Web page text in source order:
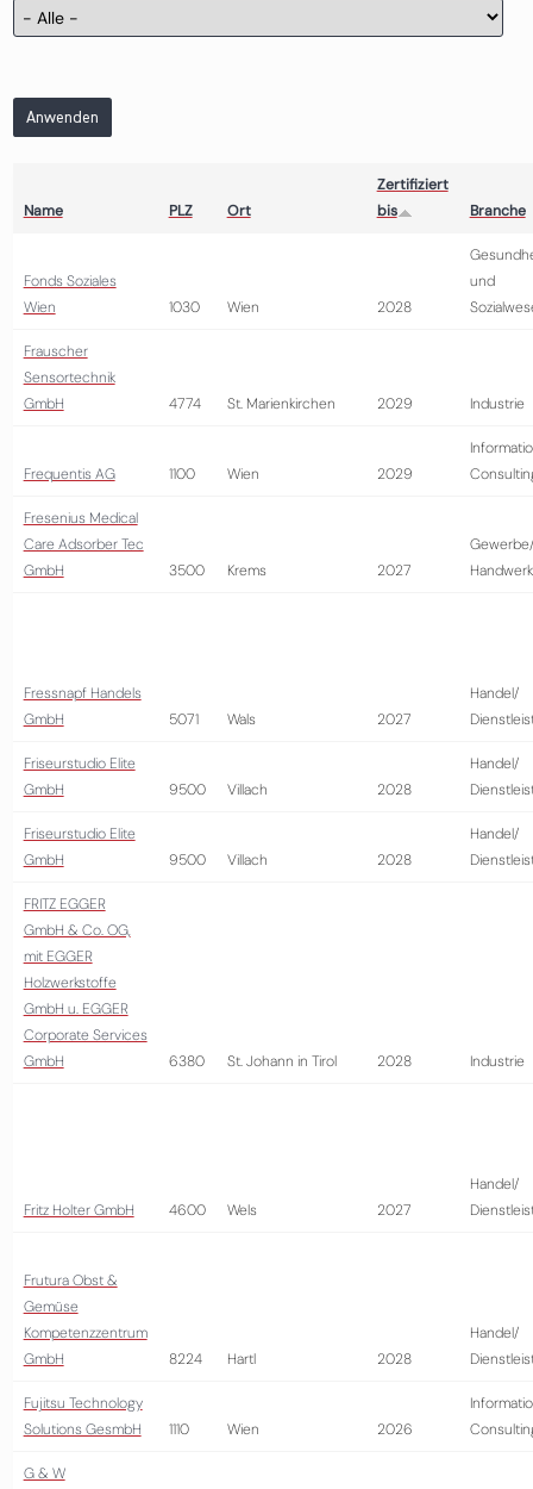
Anwenden
Name PLZ Ort
Zertifiziert
bis
Branche
Fonds Soziales
Wien
1030 Wien 2028
und
Frauscher
Sensortechnik
GmbH
4774 St. Marienkirchen 2029 Industrie
Frequentis AG 1100 Wien 2029
Fresenius Medical
Care Adsorber Tec
GmbH
3500 Krems 2027
Gewerbe/
Handwerk
Fressnapf Handels
GmbH
5071 Wals 2027
Handel/
Friseurstudio Elite
GmbH
9500 Villach 2028
Handel/
Friseurstudio Elite
GmbH
9500 Villach 2028
Handel/
FRITZ EGGER
GmbH & Co. OG,
mit EGGER
Holzwerkstoffe
GmbH u. EGGER
Corporate Services
GmbH
6380 St. Johann in Tirol 2028 Industrie
Fritz Holter GmbH 4600 Wels 2027
Handel/
Frutura Obst &
Gemüse
Kompetenzzentrum
GmbH
8224 Hartl 2028
Handel/
Fujitsu Technology
Solutions GesmbH
1110 Wien 2026
G & W